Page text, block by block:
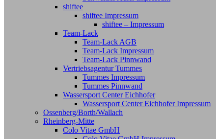
shiftee
shiftee Impressum
shiftee – Impressum
Team-Lack
Team-Lack AGB
Team-Lack Impressum
Team-Lack Pinnwand
Vertriebsagentur Tummes
Tummes Impressum
Tummes Pinnwand
Wassersport Center Eichhofer
Wassersport Center Eichhofer Impressum
Ossenberg/Borth/Wallach
Rheinberg-Mitte
Colo Vitae GmbH